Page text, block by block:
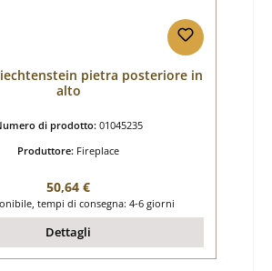
pietra posteriore in
alto
di prodotto: 01045235
Produttore: Fireplace
Prezzo normale:
50,64 €
tempi di consegna: 4-6 giorni
Dettagli